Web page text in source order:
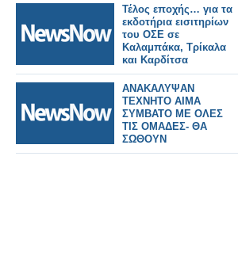
Τέλος εποχής… για τα
εκδοτήρια εισιτηρίων
του ΟΣΕ σε
Καλαμπάκα, Τρίκαλα
και Καρδίτσα
ΑΝΑΚΑΛΥΨΑΝ
ΤΕΧΝΗΤΟ ΑΙΜΑ
ΣΥΜΒΑΤΟ ΜΕ ΟΛΕΣ
ΤΙΣ ΟΜΑΔΕΣ- ΘΑ
ΣΩΘΟΥΝ
ΕΚΑΤΟΜΜΥΡΙΑ ΖΩΕΣ